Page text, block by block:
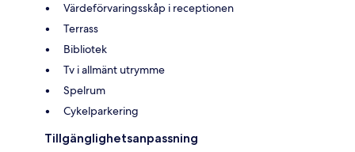
Värdeförvaringsskåp i receptionen
Terrass
Bibliotek
Tv i allmänt utrymme
Spelrum
Cykelparkering
Tillgänglighetsanpassning